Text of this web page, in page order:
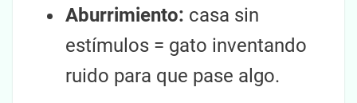
Aburrimiento: casa sin
estímulos = gato inventando
ruido para que pase algo.